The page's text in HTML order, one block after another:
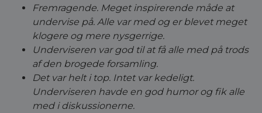
Fremragende. Meget inspirerende måde at
undervise på. Alle var med og er blevet meget
klogere og mere nysgerrige.
Underviseren var god til at få alle med på trods
af den brogede forsamling.
Det var helt i top. Intet var kedeligt.
Underviseren havde en god humor og fik alle
med i diskussionerne.